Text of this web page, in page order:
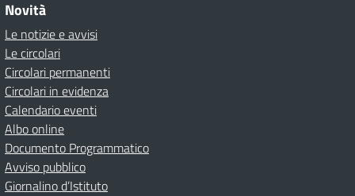
Novità
Le notizie e avvisi
Le circolari
Circolari permanenti
Circolari in evidenza
Calendario eventi
Albo online
Documento Programmatico
Avviso pubblico
Giornalino d’Istituto